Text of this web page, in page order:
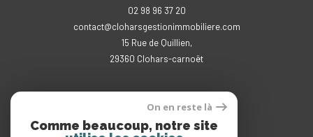
02 98 96 37 20
contact@cloharsgestionimmobiliere.com
15 Rue de Quillien,
29360
clohars-carnoët
Adhérents
On en reste là
Comme beaucoup, notre site